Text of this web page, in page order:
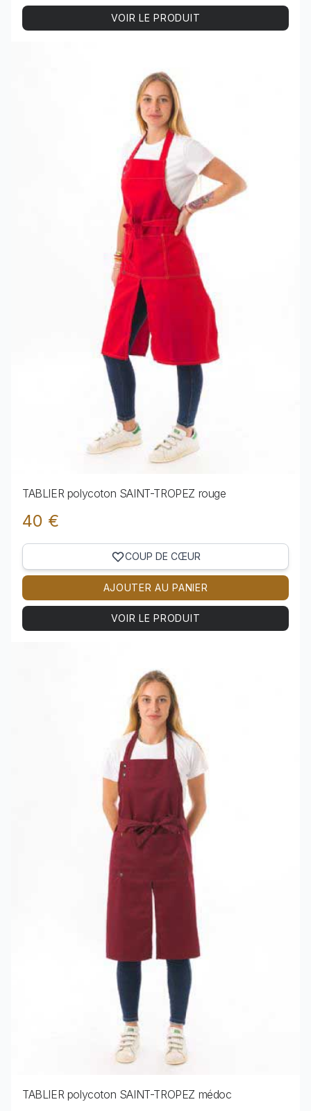
VOIR LE PRODUIT
TABLIER polycoton SAINT-TROPEZ rouge
40 €
COUP DE CŒUR
AJOUTER AU PANIER
VOIR LE PRODUIT
TABLIER polycoton SAINT-TROPEZ médoc